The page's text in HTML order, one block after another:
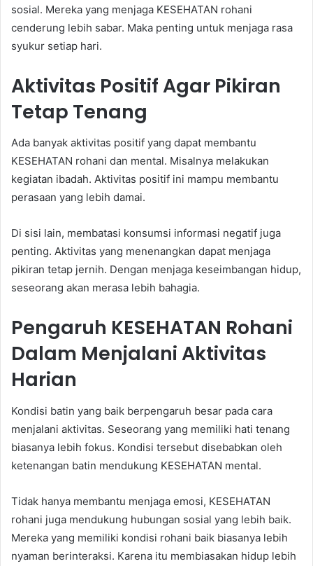
sosial. Mereka yang menjaga KESEHATAN rohani
cenderung lebih sabar. Maka penting untuk menjaga rasa
syukur setiap hari.
Aktivitas Positif Agar Pikiran
Tetap Tenang
Ada banyak aktivitas positif yang dapat membantu
KESEHATAN rohani dan mental. Misalnya melakukan
kegiatan ibadah. Aktivitas positif ini mampu membantu
perasaan yang lebih damai.
Di sisi lain, membatasi konsumsi informasi negatif juga
penting. Aktivitas yang menenangkan dapat menjaga
pikiran tetap jernih. Dengan menjaga keseimbangan hidup,
seseorang akan merasa lebih bahagia.
Pengaruh KESEHATAN Rohani
Dalam Menjalani Aktivitas
Harian
Kondisi batin yang baik berpengaruh besar pada cara
menjalani aktivitas. Seseorang yang memiliki hati tenang
biasanya lebih fokus. Kondisi tersebut disebabkan oleh
ketenangan batin mendukung KESEHATAN mental.
Tidak hanya membantu menjaga emosi, KESEHATAN
rohani juga mendukung hubungan sosial yang lebih baik.
Mereka yang memiliki kondisi rohani baik biasanya lebih
nyaman berinteraksi. Karena itu membiasakan hidup lebih